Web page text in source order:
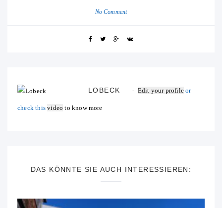
No Comment
LOBECK Edit your profileor
check thisvideo to know more
DAS KÖNNTE SIE AUCH INTERESSIEREN: